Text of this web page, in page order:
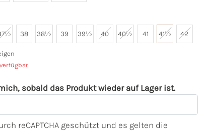
38 38½ 39 39½ 40 40½ 41 41½ 42
sobald das Produkt wieder auf Lager ist.
reCAPTCHA geschützt und es gelten die